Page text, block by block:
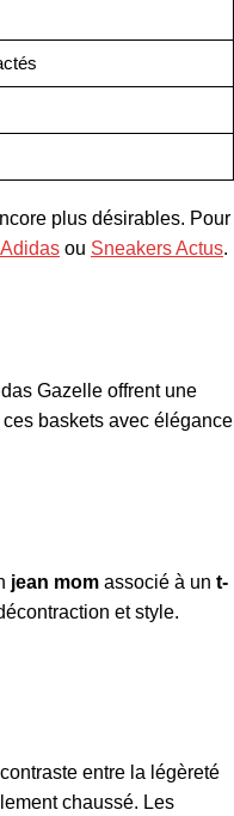
plus désirables. Pour
Adidas ou Sneakers Actus.
Gazelle offrent une
baskets avec élégance
jean mom associé à un t-
et style.
entre la légèreté
chaussé. Les